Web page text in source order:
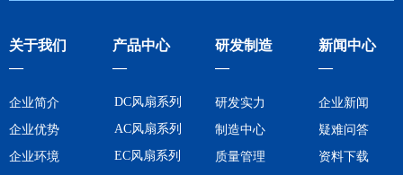
关于我们
—
企业简介
企业优势
企业环境
研发制造
—
研发实力
制造中心
质量管理
新闻中心
—
企业新闻
疑难问答
资料下载
产品中心
—
DC风扇系列
AC风扇系列
EC风扇系列